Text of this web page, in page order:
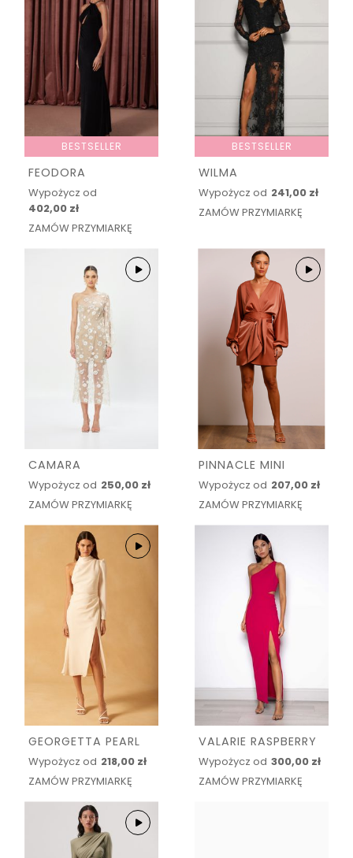
BESTSELLER
FEODORA
Wypożycz od
402,00 zł
ZAMÓW PRZYMIARKĘ
BESTSELLER
WILMA
Wypożycz od 241,00 zł
ZAMÓW PRZYMIARKĘ
CAMARA
Wypożycz od 250,00 zł
ZAMÓW PRZYMIARKĘ
PINNACLE MINI
Wypożycz od 207,00 zł
ZAMÓW PRZYMIARKĘ
GEORGETTA PEARL
Wypożycz od 218,00 zł
ZAMÓW PRZYMIARKĘ
VALARIE RASPBERRY
Wypożycz od 300,00 zł
ZAMÓW PRZYMIARKĘ